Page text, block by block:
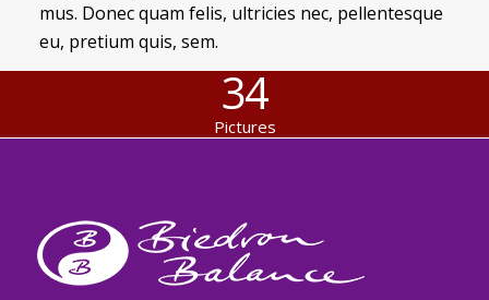
mus. Donec quam felis, ultricies nec, pellentesque
eu, pretium quis, sem.
34
Pictures